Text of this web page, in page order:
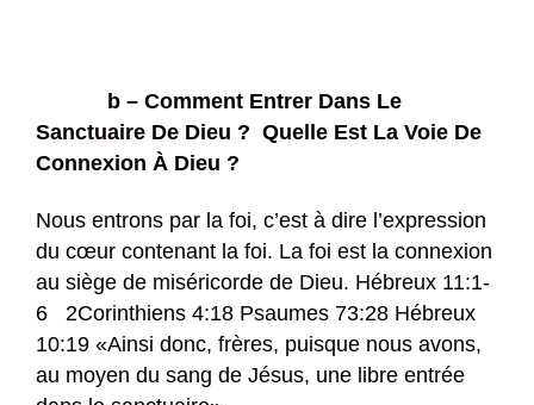
b – Comment Entrer Dans Le
Sanctuaire De Dieu ? Quelle Est La Voie De
Connexion À Dieu ?
Nous entrons par la foi, c’est à dire l’expression
du cœur contenant la foi. La foi est la connexion
au siège de miséricorde de Dieu. Hébreux 11:1-
6 2Corinthiens 4:18 Psaumes 73:28 Hébreux
10:19 «Ainsi donc, frères, puisque nous avons,
au moyen du sang de Jésus, une libre entrée